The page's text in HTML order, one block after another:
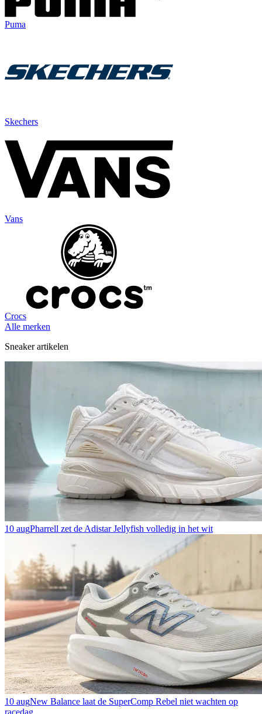
Puma
Skechers
Vans
Crocs
Alle merken
Sneaker artikelen
10 augPharrell zet de Adistar Jellyfish volledig in het wit
10 augNew Balance laat de SuperComp Rebel niet wachten op
racedag